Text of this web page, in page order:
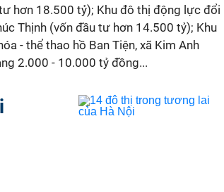
hơn 18.500 tỷ); Khu đô thị động lực đổi
Thịnh (vốn đầu tư hơn 14.500 tỷ); Khu
- thể thao hồ Ban Tiện, xã Kim Anh
2.000 - 10.000 tỷ đồng...